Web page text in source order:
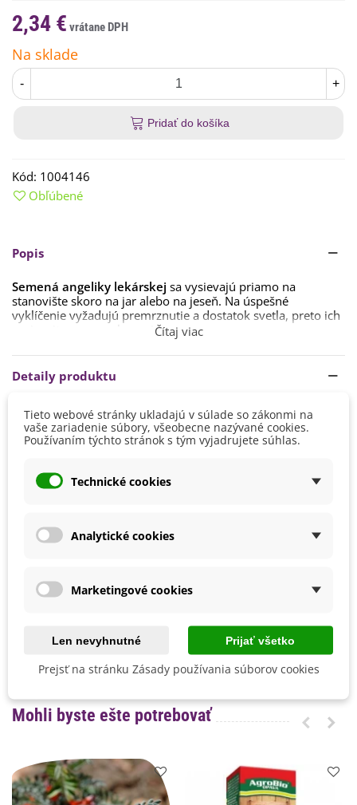
2,34 €
Na sklade
- +
Pridať do košíka
Kód: 1004146
Obľúbené
Popis
Semená angeliky lekárskej sa vysievajú priamo na
stanovište skoro na jar alebo na jeseň. Na úspešné
vyklíčenie vyžadujú premrznutie a dostatok svetla, preto ich
vysievajte na povrch zeminy.
Stanovište by malo byť čiastočne zatienené svlhkou,
humóznou a priepustnou pôdou
dostatok priestoru.
Rastlinám doprajtepravidelnú zálievku a občasné
prihnojenie.
zelenobiele kvietky. Potom, čo sa rastlina samovoľne
vysemení, odumiera.
stránkach
bylinkopedie.cz
Čítaj viac
Detaily produktu
Výška
100 - 150 cm
Farba Kvetu
Biela
Doba Kvitnutia
Pestovanie
Mrazuvzdornosť
Áno
Dvojročné
BIO Kvalita
Áno
Nie
Mohli byste ešte potrebovať
Tieto webové stránky ukladajú v súlade so zákonmi na
vaše zariadenie súbory, všeobecne nazývané cookies.
Používaním týchto stránok s tým vyjadrujete súhlas.
Technické cookies
Analytické cookies
Marketingové cookies
Len nevyhnutné Prijať všetko
Prejsť na stránku Zásady používania súborov cookies